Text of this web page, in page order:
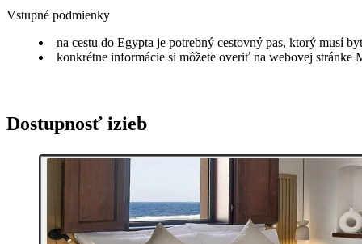
Vstupné podmienky
na cestu do Egypta je potrebný cestovný pas, ktorý musí
konkrétne informácie si môžete overiť na webovej
Dostupnosť izieb